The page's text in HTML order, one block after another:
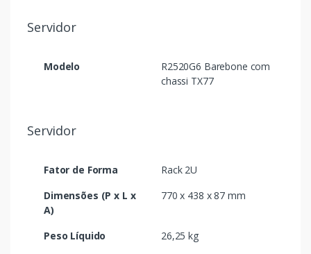
Servidor
Modelo
R2520G6 Barebone com
chassi TX77
Servidor
Fator de Forma
Rack 2U
Dimensões (P x L x
A)
770 x 438 x 87 mm
Peso Líquido
26,25 kg